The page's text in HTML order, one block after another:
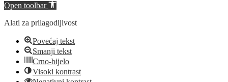
Open toolbar
Alati za prilagodljivost
Povećaj tekst
Smanji tekst
Crno-bijelo
Visoki kontrast